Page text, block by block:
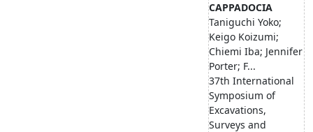
CAPPADOCIA
Taniguchi Yoko;
Keigo Koizumi;
Chiemi Iba; Jennifer
Porter; F...
37th International
Symposium of
Excavations,
Surveys and